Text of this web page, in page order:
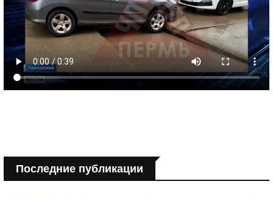
Последние публикации